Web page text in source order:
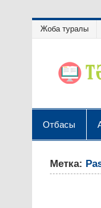
Жоба туралы
Отбасы
Метка: